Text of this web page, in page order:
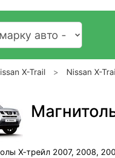
X-Trail Nissan X-
Х-трейл 2007, 2008,